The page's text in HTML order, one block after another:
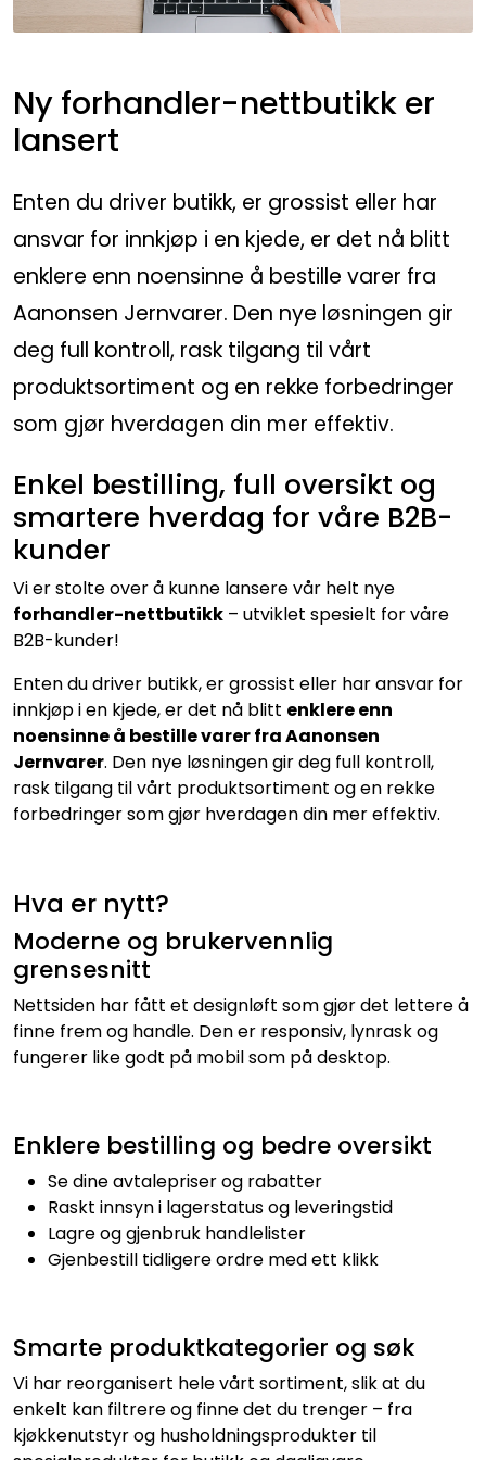
Enkel bestilling, full oversikt og
smartere hverdag for våre B2B-
kunder
Vi er stolte over å kunne lansere vår helt nye
forhandler-nettbutikk – utviklet spesielt for våre
B2B-kunder!
Enten du driver butikk, er grossist eller har ansvar for
innkjøp i en kjede, er det nå blitt enklere enn
noensinne å bestille varer fra Aanonsen
Jernvarer. Den nye løsningen gir deg full kontroll,
rask tilgang til vårt produktsortiment og en rekke
forbedringer som gjør hverdagen din mer effektiv.
Hva er nytt?
Moderne og brukervennlig
grensesnitt
Nettsiden har fått et designløft som gjør det lettere å
finne frem og handle. Den er responsiv, lynrask og
fungerer like godt på mobil som på desktop.
Enklere bestilling og bedre oversikt
Se dine avtalepriser og rabatter
Raskt innsyn i lagerstatus og leveringstid
Lagre og gjenbruk handlelister
Gjenbestill tidligere ordre med ett klikk
Smarte produktkategorier og søk
Vi har reorganisert hele vårt sortiment, slik at du
enkelt kan filtrere og finne det du trenger – fra
kjøkkenutstyr og husholdningsprodukter til
Enten du driver butikk, er grossist eller har
ansvar for innkjøp i en kjede, er det nå blitt
enklere enn noensinne å bestille varer fra
Aanonsen Jernvarer. Den nye løsningen gir
deg full kontroll, rask tilgang til vårt
produktsortiment og en rekke forbedringer
som gjør hverdagen din mer effektiv.
Ny forhandler-nettbutikk er
lansert